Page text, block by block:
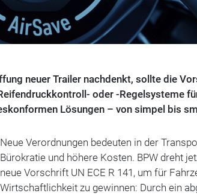
neuer Trailer nachdenkt, sollte die
oder -Regelsysteme
Lösungen – von simpel bis
Neue Verordnungen bedeuten in der
Bürokratie und höhere Kosten. BPW dreht
neue Vorschrift UN ECE R 141, um für
Wirtschaftlichkeit zu gewinnen: Durch ein